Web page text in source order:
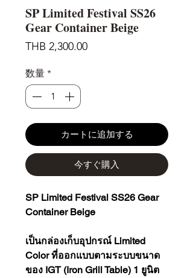
SP Limited Festival SS26
Gear Container Beige
THB 2,300.00価
数量 *
カートに追加する
今すぐ購入
SP Limited Festival SS26 Gear
Container Beige
เป็นกล่องเก็บอุปกรณ์ Limited
Color ที่ออกแบบตามระบบขนาด
ของ IGT (Iron Grill Table) 1 ยูนิต